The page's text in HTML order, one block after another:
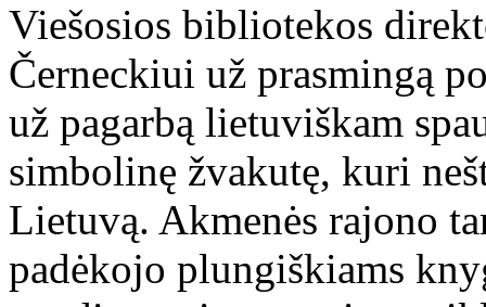
Viešosios bibliotekos
Černeckiui už prasmingą
už pagarbą lietuviškam
simbolinę žvakutę, kuri
Lietuvą. Akmenės rajono
padėkojo plungiškiams